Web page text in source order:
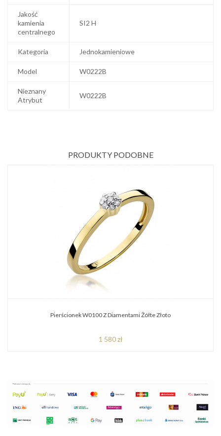
Jakość
kamienia
centralnego
SI2 H
Kategoria Jednokamieniowe
Model W0222B
Nieznany
Atrybut
W0222B
PRODUKTY PODOBNE
Pierścionek W0100 Z Diamentami Żółte Złoto
1 580 zł